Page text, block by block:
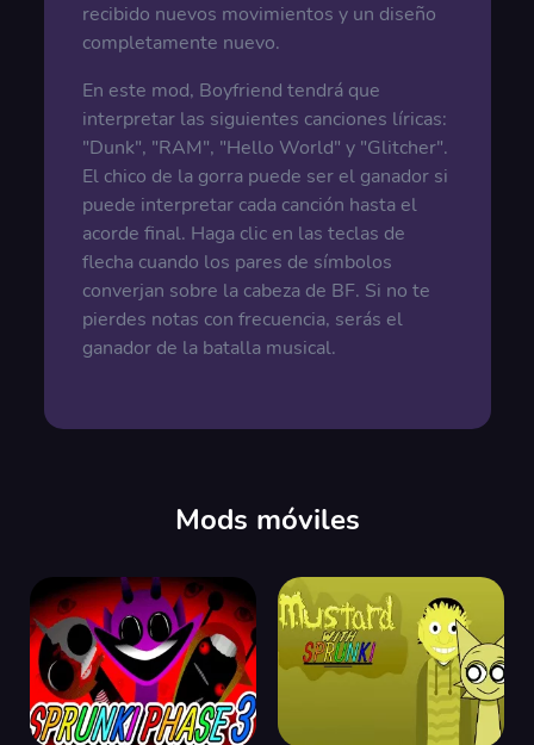
recibido nuevos movimientos y un diseño
completamente nuevo.
En este mod, Boyfriend tendrá que
interpretar las siguientes canciones líricas:
"Dunk", "RAM", "Hello World" y "Glitcher".
El chico de la gorra puede ser el ganador si
puede interpretar cada canción hasta el
acorde final. Haga clic en las teclas de
flecha cuando los pares de símbolos
converjan sobre la cabeza de BF. Si no te
pierdes notas con frecuencia, serás el
ganador de la batalla musical.
Mods móviles